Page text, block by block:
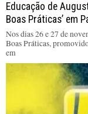
Educação de
Boas Práticas’ em
Nos dias 26 e 27 de
Boas Práticas,
em